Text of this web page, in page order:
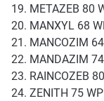
METAZEB 80
MANXYL 68
MANCOZIM
MANDAZIM
RAINCOZEB
ZENITH 75 WP